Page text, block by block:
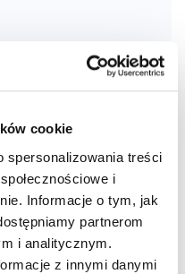
cookie
spersonalizowania treści
i
Informacje o tym, jak
partnerom
i analitycznym.
z innymi danymi
szt –
4 wyników